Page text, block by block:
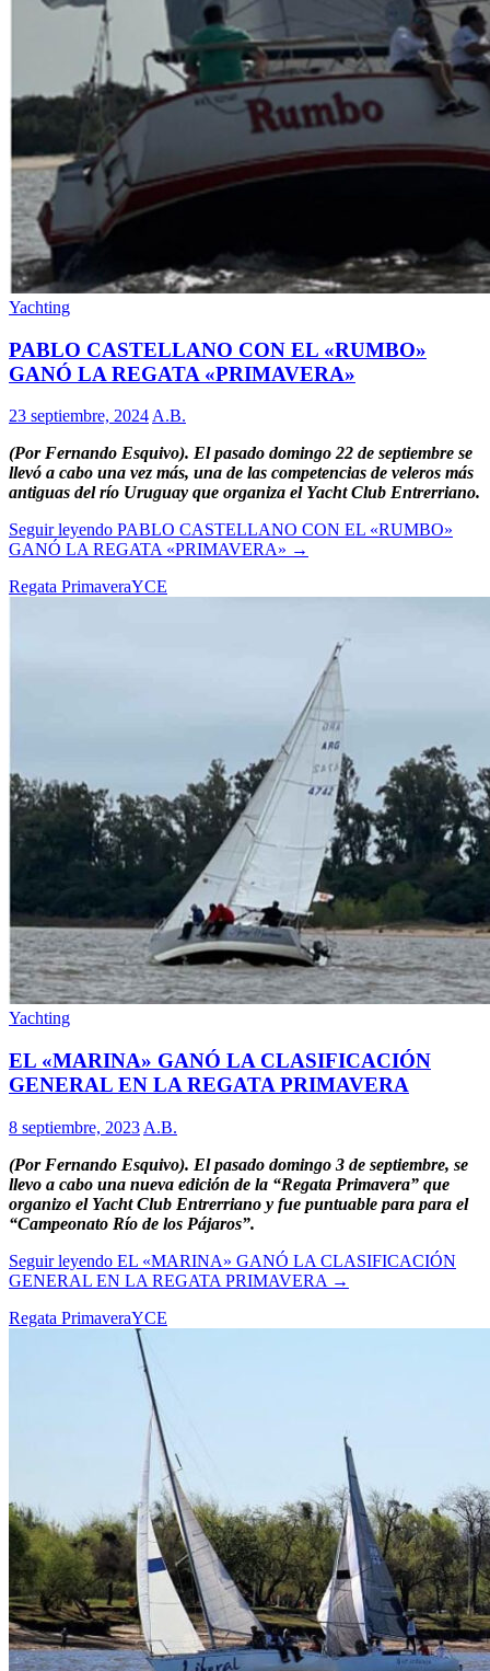
Yachting
PABLO CASTELLANO CON EL «RUMBO»
GANÓ LA REGATA «PRIMAVERA»
23 septiembre, 2024 A.B.
(Por Fernando Esquivo). El pasado domingo 22 de septiembre se
llevó a cabo una vez más, una de las competencias de veleros más
antiguas del río Uruguay que organiza el Yacht Club Entrerriano.
Seguir leyendo PABLO CASTELLANO CON EL «RUMBO»
GANÓ LA REGATA «PRIMAVERA» →
Regata PrimaveraYCE
Yachting
EL «MARINA» GANÓ LA CLASIFICACIÓN
GENERAL EN LA REGATA PRIMAVERA
8 septiembre, 2023 A.B.
(Por Fernando Esquivo). El pasado domingo 3 de septiembre, se
llevo a cabo una nueva edición de la “Regata Primavera” que
organizo el Yacht Club Entrerriano y fue puntuable para para el
“Campeonato Río de los Pájaros”.
Seguir leyendo EL «MARINA» GANÓ LA CLASIFICACIÓN
GENERAL EN LA REGATA PRIMAVERA →
Regata PrimaveraYCE